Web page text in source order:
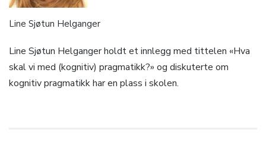
Line Sjøtun Helganger
Line Sjøtun Helganger holdt et innlegg med tittelen «Hva
skal vi med (kognitiv) pragmatikk?» og diskuterte om
kognitiv pragmatikk har en plass i skolen.